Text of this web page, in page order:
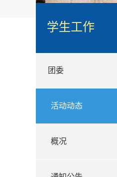
学生工作
团委
活动动态
概况